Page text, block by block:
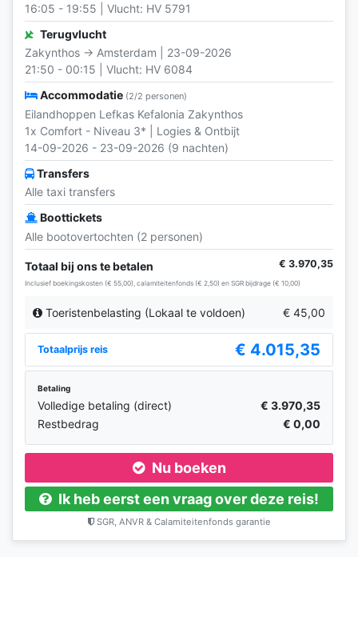
16:05 - 19:55 | Vlucht: HV 5791
Terugvlucht
Zakynthos → Amsterdam | 23-09-2026
21:50 - 00:15 | Vlucht: HV 6084
Accommodatie (2/2 personen)
Eilandhoppen Lefkas Kefalonia Zakynthos
1x Comfort - Niveau 3* | Logies & Ontbijt
14-09-2026 - 23-09-2026 (9 nachten)
Transfers
Alle taxi transfers
Boottickets
Alle bootovertochten (2 personen)
Totaal bij ons te betalen € 3.970,35
Inclusief boekingskosten (€ 55,00), calamiteitenfonds (€ 2,50) en SGR bijdrage (€ 10,00)
Toeristenbelasting (Lokaal te voldoen) € 45,00
Totaalprijs reis € 4.015,35
Betaling
Volledige betaling (direct)
€ 3.970,35
Restbedrag
€ 0,00
Nu boeken
Ik heb eerst een vraag over deze reis!
SGR, ANVR & Calamiteitenfonds garantie